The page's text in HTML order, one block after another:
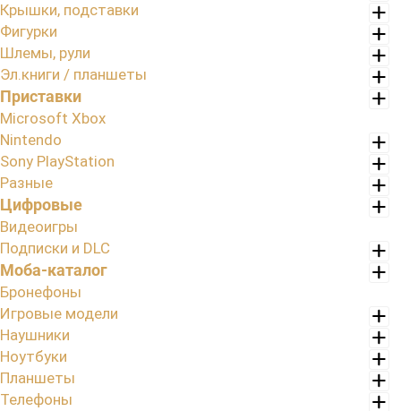
Крышки, подставки
Фигурки
Шлемы, рули
Эл.книги / планшеты
Приставки
Microsoft Xbox
Nintendo
Sony PlayStation
Разные
Цифровые
Видеоигры
Подписки и DLC
Моба-каталог
Бронефоны
Игровые модели
Наушники
Ноутбуки
Планшеты
Телефоны